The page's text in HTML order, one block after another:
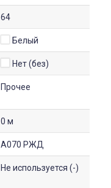
64
Белый
Нет (без)
Прочее
0 м
A070 РЖД
Не используется (-)